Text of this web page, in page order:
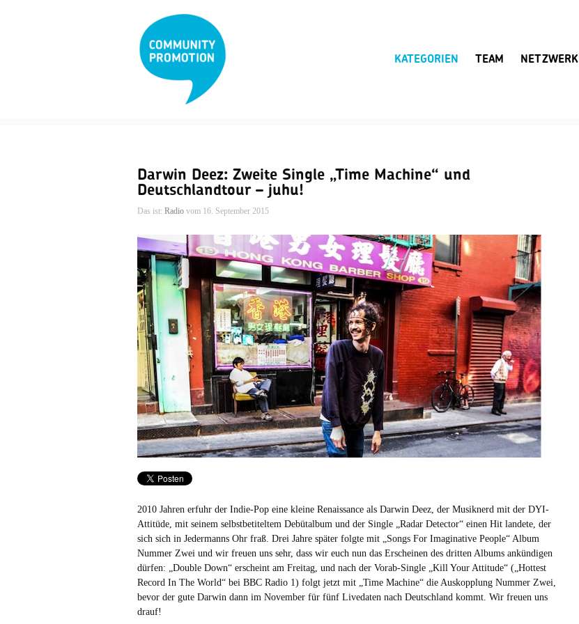
KATEGORIEN TEAM NETZWERK
Darwin Deez: Zweite Single „Time Machine“ und
Deutschlandtour – juhu!
Das ist: Radio vom 16. September 2015
2010 Jahren erfuhr der Indie-Pop eine kleine Renaissance als Darwin Deez, der Musiknerd mit der DYI-
Attitüde, mit seinem selbstbetiteltem Debütalbum und der Single „Radar Detector“ einen Hit landete, der
sich sich in Jedermanns Ohr fraß. Drei Jahre später folgte mit „Songs For Imaginative People“ Album
Nummer Zwei und wir freuen uns sehr, dass wir euch nun das Erscheinen des dritten Albums ankündigen
dürfen: „Double Down“ erscheint am Freitag, und nach der Vorab-Single „Kill Your Attitude“ („Hottest
Record In The World“ bei BBC Radio 1) folgt jetzt mit „Time Machine“ die Auskopplung Nummer Zwei,
bevor der gute Darwin dann im November für fünf Livedaten nach Deutschland kommt. Wir freuen uns
drauf!